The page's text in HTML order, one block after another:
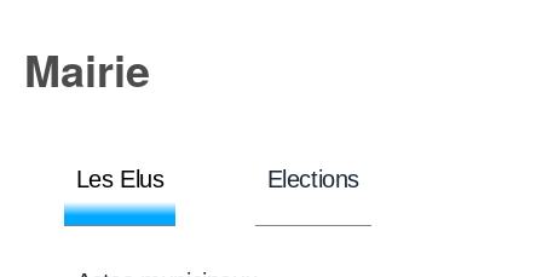
Mairie
Les Elus Elections